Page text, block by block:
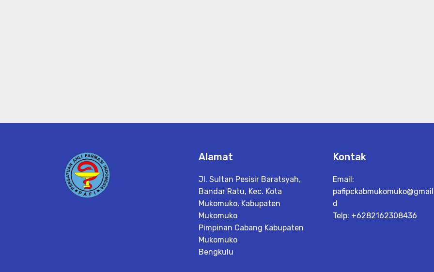
Alamat
Jl. Sultan Pesisir Baratsyah,
Bandar Ratu, Kec. Kota
Mukomuko, Kabupaten
Mukomuko
Pimpinan Cabang Kabupaten
Mukomuko
Bengkulu
Kontak
Email:
d
Telp: +6282162308436